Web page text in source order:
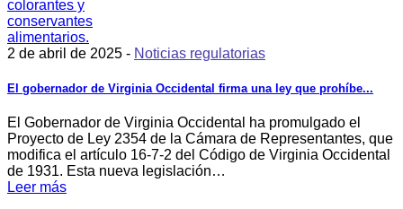
2 de abril de 2025 - Noticias regulatorias
El gobernador de Virginia Occidental firma una ley que prohíbe...
El Gobernador de Virginia Occidental ha promulgado el
Proyecto de Ley 2354 de la Cámara de Representantes, que
modifica el artículo 16-7-2 del Código de Virginia Occidental
de 1931. Esta nueva legislación…
Leer más